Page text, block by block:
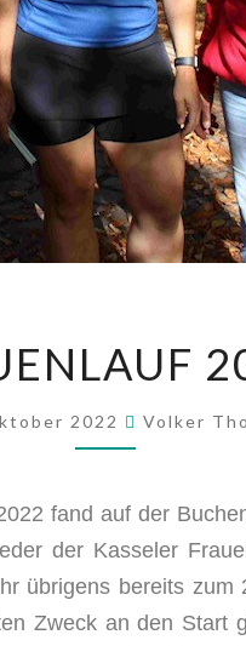
2022 Volker
fand auf der
der Kas­se­ler
übri­gens bereits
Zweck an den Start